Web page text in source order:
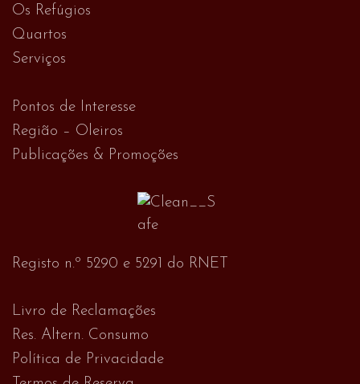
Os Refúgios
Quartos
Serviços
Pontos de Interesse
Região – Oleiros
Publicações & Promoções
Registo n.º 5290 e 5291 do RNET
Livro de Reclamações
Res. Altern. Consumo
Política de Privacidade